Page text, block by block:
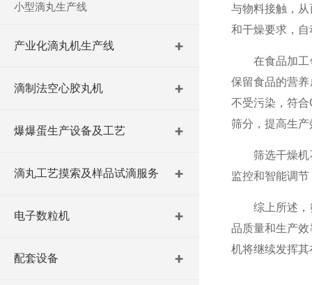
小型滴丸生产线
产业化滴丸机生产线
滴制法空心胶丸机
爆爆蛋生产设备及工艺
滴丸工艺摸索及样品试滴服务
电子数粒机
配套设备
与物料接触，
和干燥要求，
在食品加工领
保留食品的营
不受污染，符
筛分，提高生
筛选干燥机不
监控和智能调
综上所述，筛
品质量和生产
机将继续发挥